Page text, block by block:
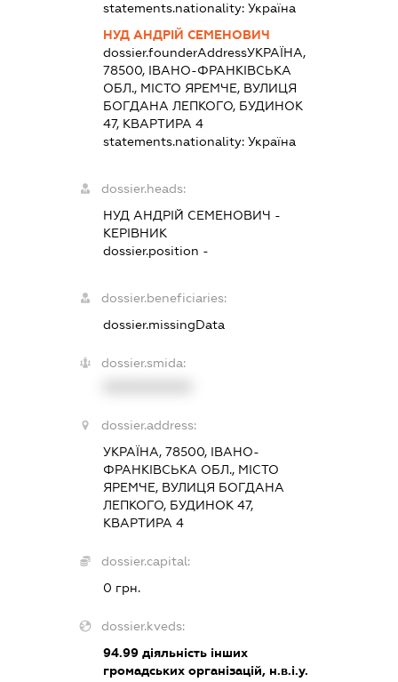
statements.nationality:Україна
НУД АНДРІЙ СЕМЕНОВИЧ
dossier.founderAddressУКРАЇНА,
78500, ІВАНО-ФРАНКІВСЬКА
ОБЛ., МІСТО ЯРЕМЧЕ, ВУЛИЦЯ
БОГДАНА ЛЕПКОГО, БУДИНОК
47, КВАРТИРА 4
statements.nationality:Україна
dossier.heads:
НУД АНДРІЙ СЕМЕНОВИЧ -
КЕРІВНИК
dossier.position -
dossier.beneficiaries:
dossier.missingData
dossier.smida:
dossier.address:
УКРАЇНА, 78500, ІВАНО-
ФРАНКІВСЬКА ОБЛ., МІСТО
ЯРЕМЧЕ, ВУЛИЦЯ БОГДАНА
ЛЕПКОГО, БУДИНОК 47,
КВАРТИРА 4
dossier.capital:
0 грн.
dossier.kveds:
94.99 діяльність інших
громадських організацій, н.в.і.у.